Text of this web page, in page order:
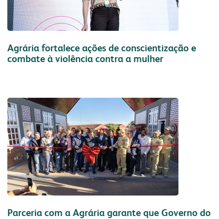
Agrária fortalece ações de conscientização e
combate à violência contra a mulher
Parceria com a Agrária garante que Governo do